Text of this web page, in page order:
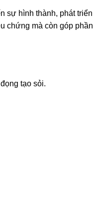
sự hình thành, phát triển
chứng mà còn góp phần
tạo sỏi.